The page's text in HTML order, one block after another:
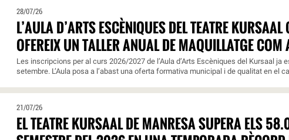
28/07/26
L’AULA D’ARTS ESCÈNIQUES DEL TEATRE
OFEREIX UN TALLER ANUAL DE MAQUILLATGE COM
Les inscripcions per al curs 2026/2027 de l’Aula d’Arts Escèniques del Kursaal
setembre. L’Aula posa a l’abast una oferta formativa municipal i de qualitat en el
21/07/26
EL TEATRE KURSAAL DE MANRESA SUPERA ELS